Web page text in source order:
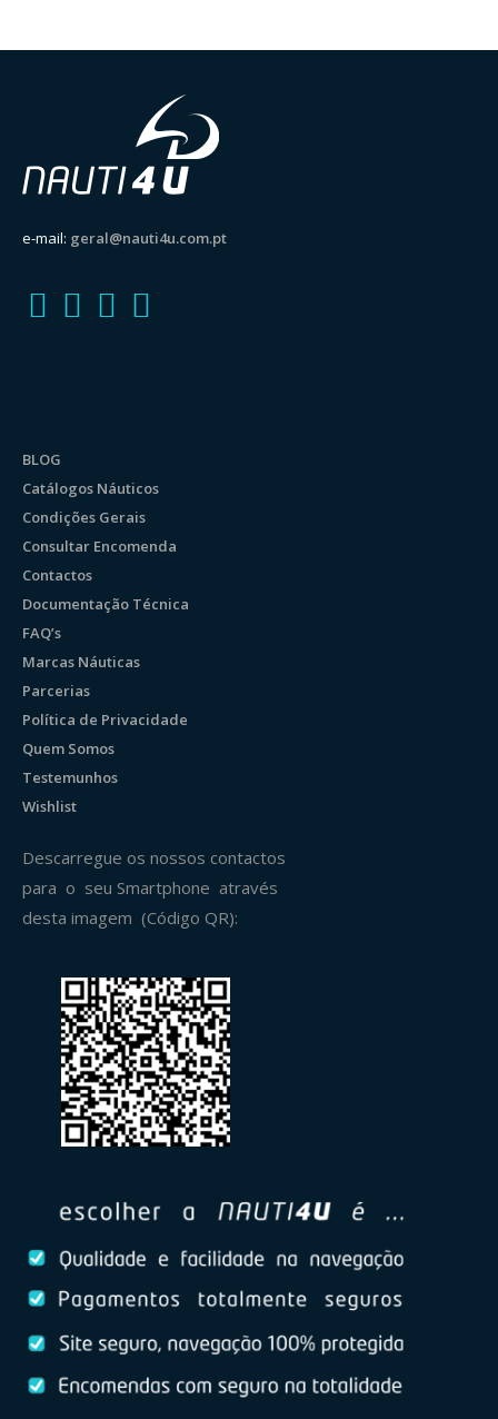
e-mail: geral@nauti4u.com.pt
BLOG
Catálogos Náuticos
Condições Gerais
Consultar Encomenda
Contactos
Documentação Técnica
FAQ’s
Marcas Náuticas
Parcerias
Política de Privacidade
Quem Somos
Testemunhos
Wishlist
Descarregue os nossos contactos
para o seu Smartphone através
desta imagem (Código QR):